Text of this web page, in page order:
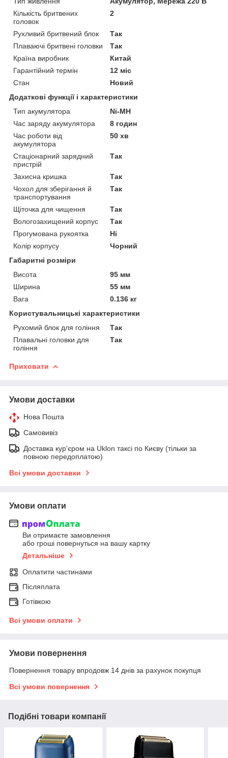
Кількість бритвених
головок
2
Рухливий бритвений блок
Так
Плаваючі бритвені головки
Так
Країна виробник
Китай
Гарантійний термін
12 міс
Стан
Новий
Додаткові функції і характеристики
Тип акумулятора
Ni-MH
Час заряду акумулятора
8 годин
Час роботи від
акумулятора
50 хв
Стаціонарний зарядний
пристрій
Так
Захисна кришка
Так
Чохол для зберігання й
транспортування
Так
Щіточка для чищення
Так
Вологозахищений корпус
Так
Прогумована рукоятка
Ні
Колір корпусу
Чорний
Габаритні розміри
Висота
95 мм
Ширина
55 мм
Вага
0.136 кг
Користувальницькі характеристики
Рухомий блок для гоління
Так
Плавальні головки для
гоління
Так
Приховати
Умови доставки
Нова Пошта
Самовивіз
Доставка кур'єром на Uklon таксі по Києву (тільки за
повною передоплатою)
Всі умови доставки
Умови оплати
Ви отримаєте замовлення
або гроші повернуться на вашу картку
Детальніше
Оплатити частинами
Післяплата
Готівкою
Всі умови оплати
Умови повернення
Повернення товару впродовж 14 днів за рахунок покупця
Всі умови повернення
Подібні товари компанії